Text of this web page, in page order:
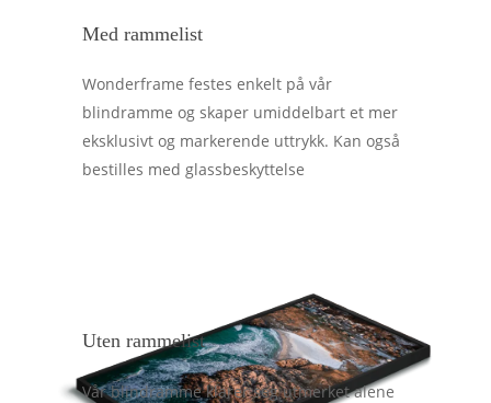
Med rammelist
Wonderframe festes enkelt på vår
blindramme og skaper umiddelbart et mer
eksklusivt og markerende uttrykk. Kan også
bestilles med glassbeskyttelse
Uten rammelist
Vår blindramme klarer seg utmerket alene